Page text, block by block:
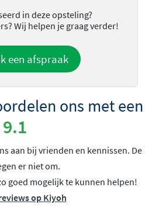
in deze opsteling?
Wij helpen je graag verder!
een afspraak
ons met een
9.1
aan bij vrienden en kennissen. De
er niet om.
goed mogelijk te kunnen helpen!
op Kiyoh